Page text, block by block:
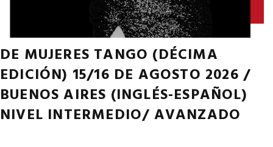
DE MUJERES TANGO (DÉCIMA
EDICIÓN) 15/16 DE AGOSTO 2026 /
BUENOS AIRES (INGLÉS-ESPAÑOL)
NIVEL INTERMEDIO/ AVANZADO